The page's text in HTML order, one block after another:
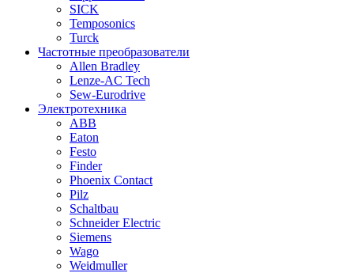
SICK
Temposonics
Turck
Частотные преобразователи
Allen Bradley
Lenze-AC Tech
Sew-Eurodrive
Электротехника
ABB
Eaton
Festo
Finder
Phoenix Contact
Pilz
Schaltbau
Schneider Electric
Siemens
Wago
Weidmuller